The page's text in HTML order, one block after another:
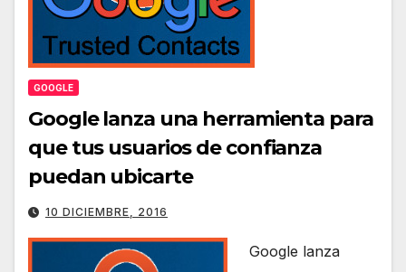
GOOGLE
Google lanza una herramienta para
que tus usuarios de confianza
puedan ubicarte
10 DICIEMBRE, 2016
Google lanza